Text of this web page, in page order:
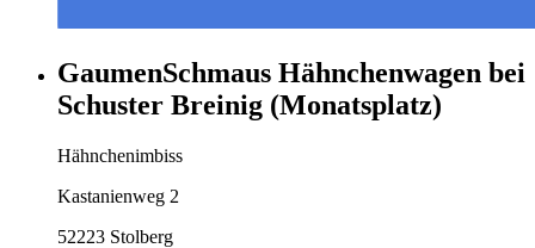
GaumenSchmaus Hähnchenwagen bei
Schuster Breinig (Monatsplatz)
Hähnchenimbiss
Kastanienweg 2
52223 Stolberg